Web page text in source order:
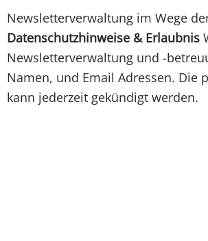
Newsletterverwaltung im Wege
Datenschutzhinweise & Erlaubnis
Newsletterverwaltung und -
Namen, und Email Adressen. Die
kann jederzeit gekündigt werden.